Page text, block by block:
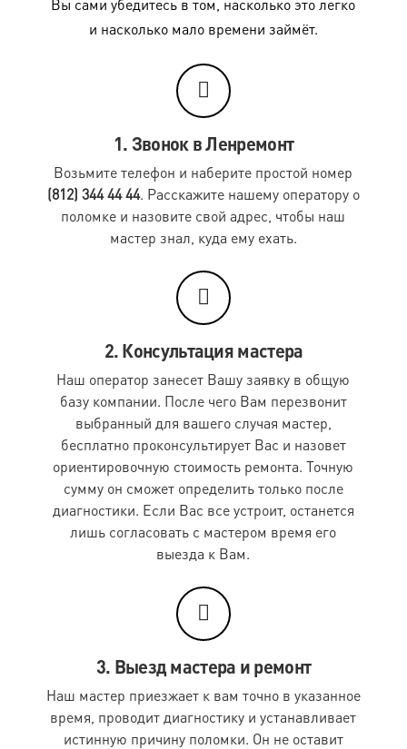
Мотокуртка (кожа)
3650 руб.
Комбинезон с защитой (текстиль, кордура)
Куртка с защитой (текстиль, кордура)
Черепаха
960 руб.
Перчатки с защитой (текстиль) (пара)
380 руб.
Элемент экипировки кож. (шт.)
Экипировкой считаются изделия, имеющие элементы
защиты, - нашиты плотная или рифленая ткань, вшит
слой поролона, а также имеющие встроенные или
съемные пластины, вставки из пены или из
натуральной кожи.
Чистка подушек пух-перо*
Подушка пух-перо 70х70 см
Подушка пух-перо 50х70 см
Подушка пух-перо 65х65 см
520 руб.
Подушка пух-перо 60х60 см
520 руб.
Подушка пух-перо 50х50 см
460 руб.
и насколько мало времени займёт.
1. Звонок в Ленремонт
Возьмите телефон и наберите простой номер
(812) 344 44 44. Расскажите нашему оператору о
поломке и назовите свой адрес, чтобы наш
мастер знал, куда ему ехать.
2. Консультация мастера
Наш оператор занесет Вашу заявку в общую
базу компании. После чего Вам перезвонит
выбранный для вашего случая мастер,
бесплатно проконсультирует Вас и назовет
ориентировочную стоимость ремонта. Точную
сумму он сможет определить только после
диагностики. Если Вас все устроит, останется
лишь согласовать с мастером время его
выезда к Вам.
3. Выезд мастера и ремонт
Наш мастер приезжает к вам точно в указанное
время, проводит диагностику и устанавливает
истинную причину поломки. Он не оставит